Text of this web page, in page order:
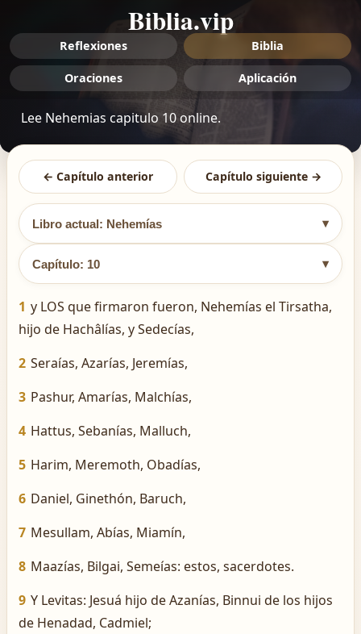
Biblia.vip
Reflexiones Biblia
Oraciones Aplicación
Lee Nehemias capitulo 10 online.
← Capítulo anterior Capítulo siguiente →
Libro actual: Nehemías ▾
Capítulo: 10 ▾
1 y LOS que firmaron fueron, Nehemías el Tirsatha,
hijo de Hachâlías, y Sedecías,
2 Seraías, Azarías, Jeremías,
3 Pashur, Amarías, Malchías,
4 Hattus, Sebanías, Malluch,
5 Harim, Meremoth, Obadías,
6 Daniel, Ginethón, Baruch,
7 Mesullam, Abías, Miamín,
8 Maazías, Bilgai, Semeías: estos, sacerdotes.
9 Y Levitas: Jesuá hijo de Azanías, Binnui de los hijos
de Henadad, Cadmiel;